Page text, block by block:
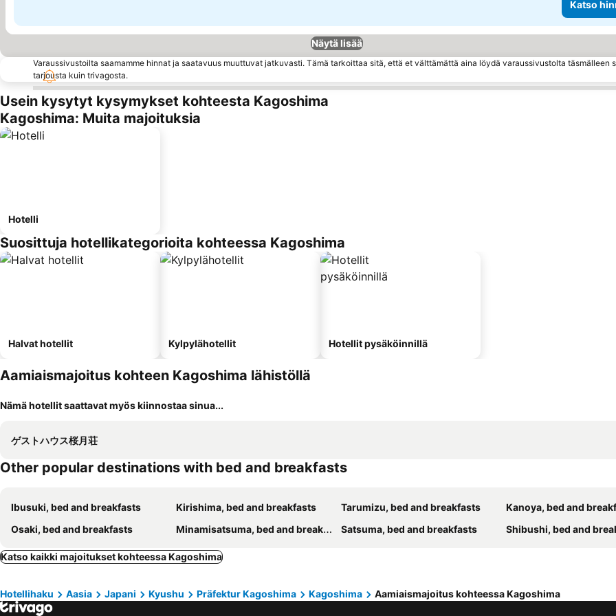
Katso
Näytä lisää
Varaussivustoilta saamamme hinnat ja saatavuus muuttuvat jatkuvasti. Tämä tarkoittaa sitä, että et välttämättä aina löydä varaussivustolta täsmälleen
tarjousta kuin trivagosta.
Usein kysytyt kysymykset kohteesta Kagoshima
Kagoshima: Muita majoituksia
Hotelli
Suosittuja hotellikategorioita kohteessa Kagoshima
Halvat hotellit Kylpylähotellit Hotellit pysäköinnillä
Aamiaismajoitus kohteen Kagoshima lähistöllä
Nämä hotellit saattavat myös kiinnostaa sinua...
ゲストハウス桜月荘
Other popular destinations with bed and breakfasts
Ibusuki, bed and breakfasts Kirishima, bed and breakfasts Tarumizu, bed and breakfasts
Kanoya, bed and
Osaki, bed and breakfasts
Minamisatsuma, bed and breakfasts Satsuma, bed and breakfasts Shibushi, bed and
Katso kaikki majoitukset kohteessa Kagoshima
Hotellihaku Aasia Japani Kyushu Präfektur Kagoshima Kagoshima Aamiaismajoitus kohteessa Kagoshima